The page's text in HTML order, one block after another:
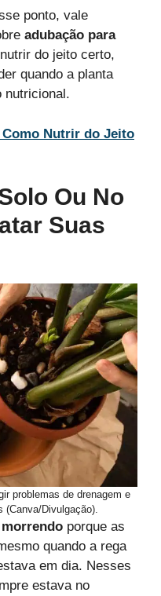
ponto, vale
adubação para
do jeito certo,
quando a planta
nutricional.
Nutrir do Jeito
Ou No
Suas
problemas de drenagem e
Divulgação).
porque as
quando a rega
em dia. Nesses
estava no